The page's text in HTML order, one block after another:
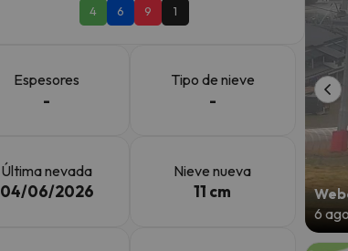
4 6 9 1
Espesores
-
Tipo de nieve
-
Última nevada
04/06/2026
Nieve nueva
11 cm
6